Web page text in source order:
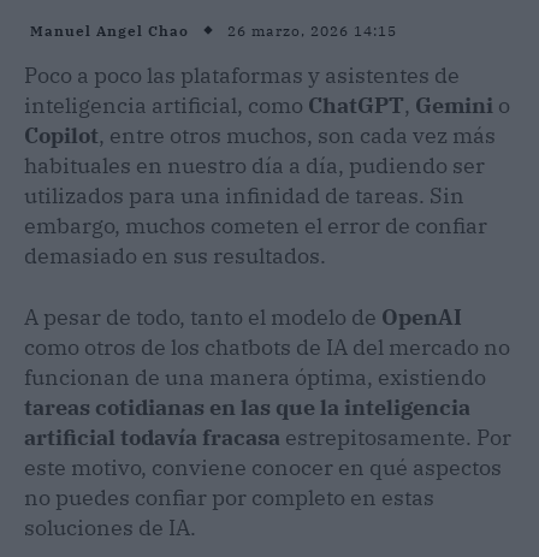
Manuel Angel Chao 26 marzo, 2026 14:15
Poco a poco las plataformas y asistentes de
inteligencia artificial, como ChatGPT, Gemini o
Copilot, entre otros muchos, son cada vez más
habituales en nuestro día a día, pudiendo ser
utilizados para una infinidad de tareas. Sin
embargo, muchos cometen el error de confiar
demasiado en sus resultados.
A pesar de todo, tanto el modelo de OpenAI
como otros de los chatbots de IA del mercado no
funcionan de una manera óptima, existiendo
tareas cotidianas en las que la inteligencia
artificial todavía fracasa estrepitosamente. Por
este motivo, conviene conocer en qué aspectos
no puedes confiar por completo en estas
soluciones de IA.